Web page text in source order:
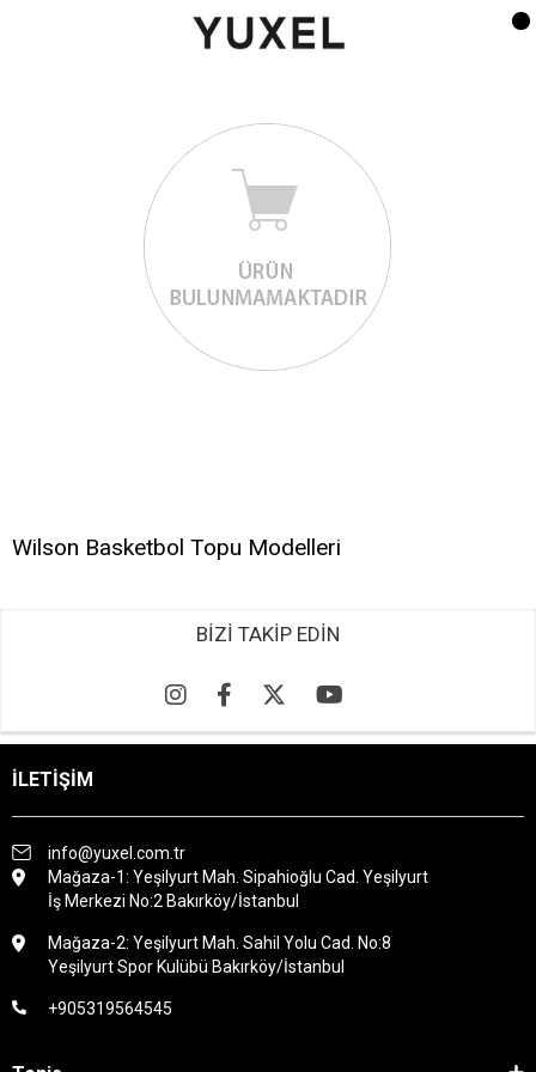
Wilson Basketbol Topu Modelleri
BİZİ TAKİP EDİN
İLETİŞİM
info@yuxel.com.tr
Mağaza-1: Yeşilyurt Mah. Sipahioğlu Cad. Yeşilyurt
İş Merkezi No:2 Bakırköy/İstanbul
Mağaza-2: Yeşilyurt Mah. Sahil Yolu Cad. No:8
Yeşilyurt Spor Kulübü Bakırköy/İstanbul
+905319564545